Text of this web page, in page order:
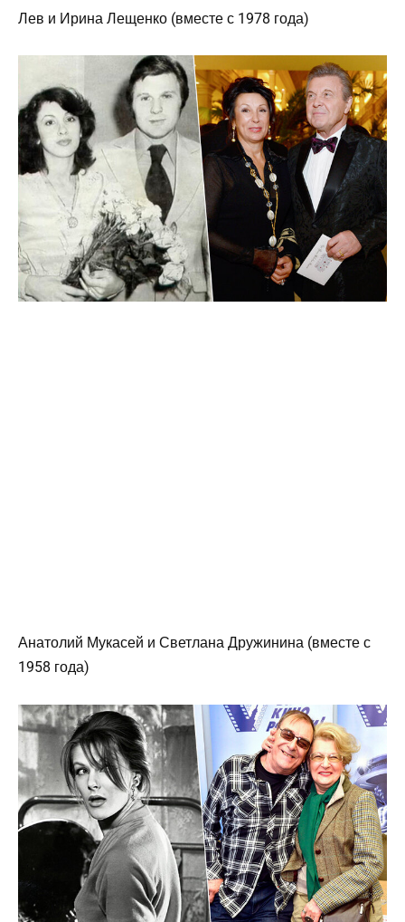
Лев и Ирина Лещенко (вместе с 1978 года)
Анатолий Мукасей и Светлана Дружинина (вместе с
1958 года)